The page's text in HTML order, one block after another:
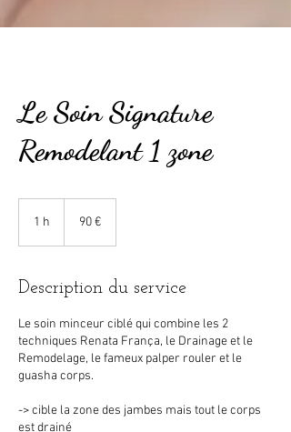
Le Soin Signature
Remodelant 1 zone
1 h 90 €
Description du service
Le soin minceur ciblé qui combine les 2
techniques Renata França, le Drainage et le
Remodelage, le fameux palper rouler et le
guasha corps.
-> cible la zone des jambes mais tout le corps
est drainé